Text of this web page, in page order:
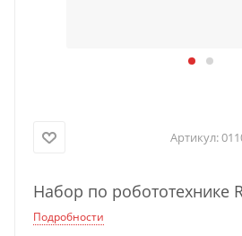
Артикул:
Набор по робототехнике
Подробности